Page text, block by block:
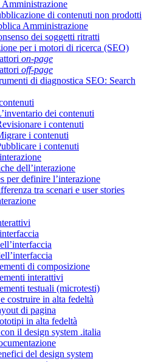
Amministrazione
di contenuti non prodotti
Amministrazione
dei soggetti ritratti
per i motori di ricerca (SEO)
on-page
off-page
di diagnostica SEO: Search
dei contenuti
i contenuti
i contenuti
i contenuti
dell’interazione
per definire l’interazione
tra scenari e user stories
di composizione
interattivi
testuali (microtesti)
costruire in alta fedeltà
di pagina
in alta fedeltà
il design system .italia
del design system